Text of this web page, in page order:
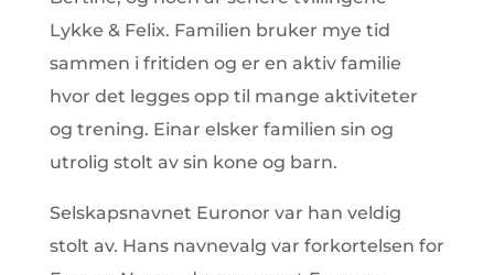
Lykke & Felix. Familien bruker mye tid
sammen i fritiden og er en aktiv familie
hvor det legges opp til mange aktiviteter
og trening. Einar elsker familien sin og
utrolig stolt av sin kone og barn.
Selskapsnavnet Euronor var han veldig
stolt av. Hans navnevalg var forkortelsen for